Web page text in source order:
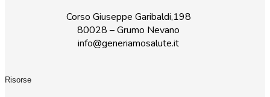
Corso Giuseppe Garibaldi,198
80028 – Grumo Nevano
info@generiamosalute.it
Risorse